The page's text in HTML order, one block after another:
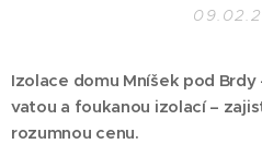
Izolace domu Mníšek pod
vatou a foukanou izolací –
rozumnou cenu.